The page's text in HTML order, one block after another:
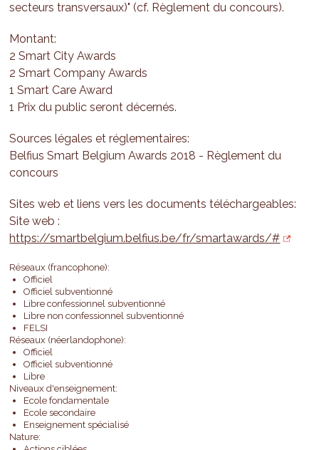
secteurs transversaux)" (cf. Règlement du concours).
Montant:
2 Smart City Awards
2 Smart Company Awards
1 Smart Care Award
1 Prix du public seront décernés.
Sources légales et réglementaires:
Belfius Smart Belgium Awards 2018 - Règlement du
concours
Sites web et liens vers les documents téléchargeables:
Site web :
https://smartbelgium.belfius.be/fr/smartawards/#
Réseaux (francophone):
Officiel
Officiel subventionné
Libre confessionnel subventionné
Libre non confessionnel subventionné
FELSI
Réseaux (néerlandophone):
Officiel
Officiel subventionné
Libre
Niveaux d'enseignement:
Ecole fondamentale
Ecole secondaire
Enseignement spécialisé
Nature: